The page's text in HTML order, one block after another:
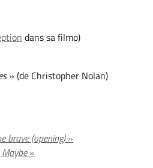
dans sa filmo)
» (de Christopher Nolan)
brave (opening)»
»